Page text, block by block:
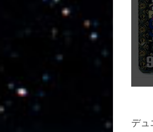
デュ